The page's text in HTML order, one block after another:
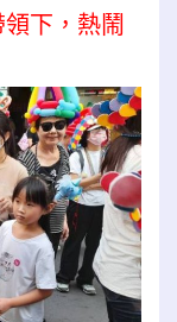
下，熱鬧